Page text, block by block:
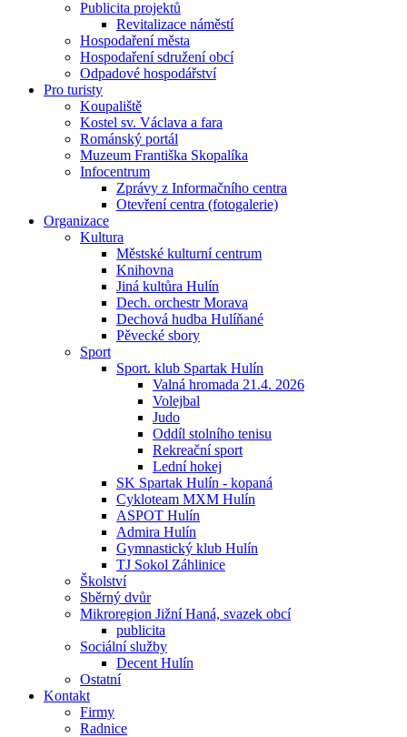
Publicita projektů
Revitalizace náměstí
Hospodaření města
Hospodaření sdružení obcí
Odpadové hospodářství
Pro turisty
Koupaliště
Kostel sv. Václava a fara
Románský portál
Muzeum Františka Skopalíka
Infocentrum
Zprávy z Informačního centra
Otevření centra (fotogalerie)
Organizace
Kultura
Městské kulturní centrum
Knihovna
Jiná kultůra Hulín
Dech. orchestr Morava
Dechová hudba Hulíňané
Pěvecké sbory
Sport
Sport. klub Spartak Hulín
Valná hromada 21.4. 2026
Volejbal
Judo
Oddíl stolního tenisu
Rekreační sport
Lední hokej
SK Spartak Hulín - kopaná
Cykloteam MXM Hulín
ASPOT Hulín
Admira Hulín
Gymnastický klub Hulín
TJ Sokol Záhlinice
Školství
Sběrný dvůr
Mikroregion Jižní Haná, svazek obcí
publicita
Sociální služby
Decent Hulín
Ostatní
Kontakt
Firmy
Radnice